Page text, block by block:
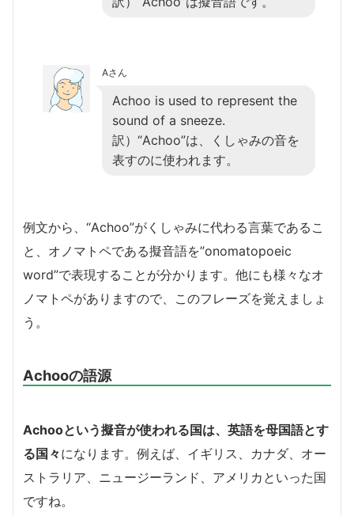
Aさん
Achoo is used to represent the
sound of a sneeze.
訳）“Achoo”は、くしゃみの音を
表すのに使われます。
例文から、“Achoo”がくしゃみに代わる言葉であるこ
と、オノマトペである擬音語を”onomatopoeic
word”で表現することが分かります。他にも様々なオ
ノマトペがありますので、このフレーズを覚えましょ
う。
Achooの語源
Achooという擬音が使われる国は、英語を母国語とす
る国々になります。例えば、イギリス、カナダ、オー
ストラリア、ニュージーランド、アメリカといった国
ですね。